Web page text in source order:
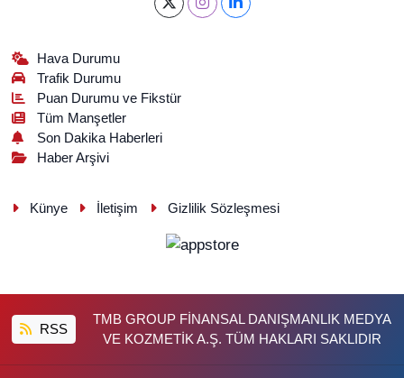
Hava Durumu
Trafik Durumu
Puan Durumu ve Fikstür
Tüm Manşetler
Son Dakika Haberleri
Haber Arşivi
Künye İletişim Gizlilik Sözleşmesi
RSS
TMB GROUP FİNANSAL DANIŞMANLIK MEDYA
VE KOZMETİK A.Ş. TÜM HAKLARI SAKLIDIR